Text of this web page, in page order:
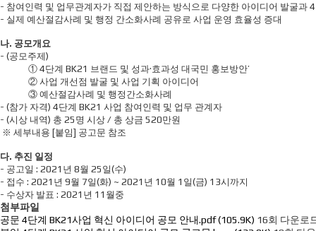
- 참여인력 및 업무관계자가 직접 제안하는 방식으로 다양한 아이디어 발굴
- 실제 예산절감사례 및 행정 간소화사례 공유로 사업 운영 효율성 증대
나. 공모개요
- (공모주제)
① 4단계 BK21 브랜드 및 성과·효과성 대국민 홍보방안’
② 사업 개선점 발굴 및 사업 기획 아이디어
③ 예산절감사례 및 행정간소화사례
- (참가 자격) 4단계 BK21 사업 참여인력 및 업무 관계자
- (시상 내역) 총 25명 시상 / 총 상금 520만원
※ 세부내용 [붙임] 공고문 참조
다. 추진 일정
- 공고일 : 2021년 8월 25일(수)
- 접수 : 2021년 9월 7일(화) ~ 2021년 10월 1일(금) 13시까지
- 수상자 발표 : 2021년 11월중
첨부파일
공문 4단계 BK21사업 혁신 아이디어 공모 안내.pdf (105.9K) 16회 다운로